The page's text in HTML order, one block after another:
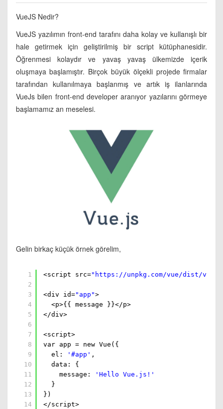
VueJS Nedir?
VueJS yazılımın front-end tarafını daha kolay ve kullanışlı bir
hale getirmek için geliştirilmiş bir script kütüphanesidir.
Öğrenmesi kolaydır ve yavaş yavaş ülkemizde içerik
oluşmaya başlamıştır. Birçok büyük ölçekli projede firmalar
tarafından kullanılmaya başlanmış ve artık iş ilanlarında
VueJs bilen front-end developer aranıyor yazılarını görmeye
başlamamız an meselesi.
Gelin birkaç küçük örnek görelim,
1
2
3
4
5
6
7
8
9
10
11
12
13
14
<script src=" https://unpkg.com/vue/dist/
<div id="app">
<p>{{ message }}</p>
</div>
<script>
var app = new Vue({
el:
'#app' ,
data: {
message:
'Hello Vue.js!'
}
})
</script>